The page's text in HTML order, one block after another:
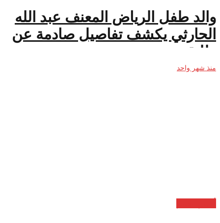
والد طفل الرياض المعنف عبد الله
الحارثي يكشف تفاصيل صادمة عن
طليقته
منذ شهر واحد